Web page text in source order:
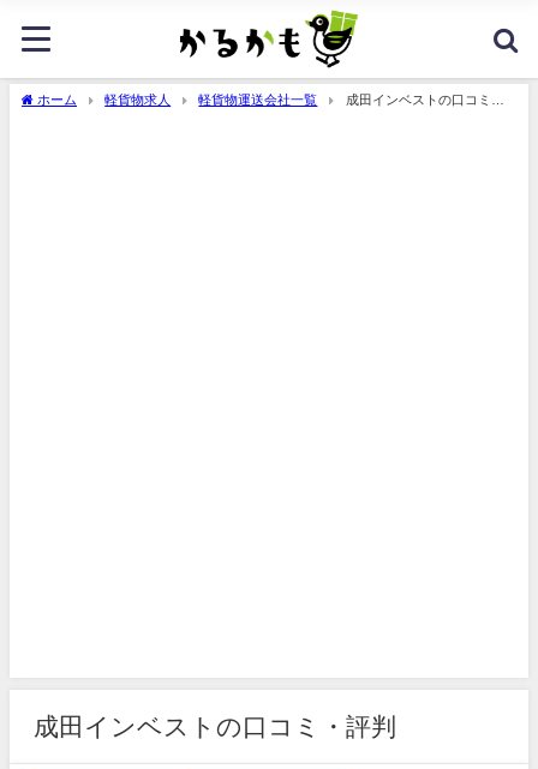
ホーム 軽貨物求人 軽貨物運送会社一覧
成田インベストの口コミ・
成田インベストの口コミ・評判